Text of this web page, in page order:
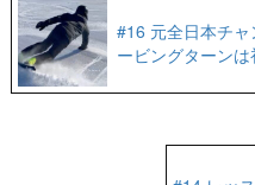
#16 元全日本チャ
ービングターン